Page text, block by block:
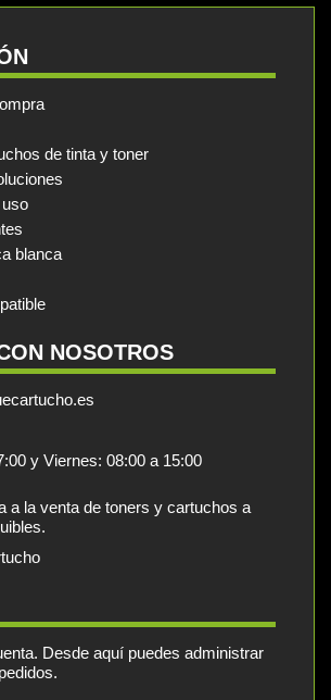
de tinta y toner
blanca
NOSOTROS
y Viernes: 08:00 a 15:00
a la venta de toners y cartuchos a
Desde aquí puedes administrar